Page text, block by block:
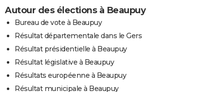
Autour des élections à Beaupuy
Bureau de vote à Beaupuy
Résultat départementale dans le Gers
Résultat présidentielle à Beaupuy
Résultat législative à Beaupuy
Résultats européenne à Beaupuy
Résultat municipale à Beaupuy